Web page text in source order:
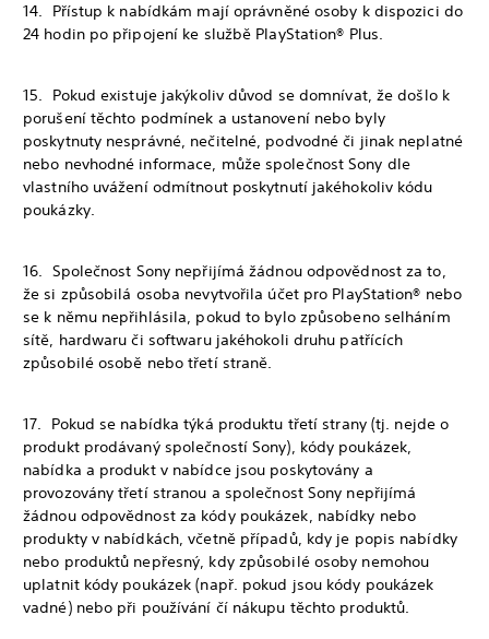
‎14. Přístup k nabídkám mají oprávněné osoby k dispozici do
24 hodin po připojení ke službě PlayStation® Plus.
15. Pokud existuje jakýkoliv důvod se domnívat, že došlo k
porušení těchto podmínek a ustanovení nebo byly
poskytnuty nesprávné, nečitelné, podvodné či jinak neplatné
nebo nevhodné informace, může společnost Sony dle
vlastního uvážení odmítnout poskytnutí jakéhokoliv kódu
poukázky.
16. Společnost Sony nepřijímá žádnou odpovědnost za to,
že si způsobilá osoba nevytvořila účet pro PlayStation® nebo
se k němu nepřihlásila, pokud to bylo způsobeno selháním
sítě, hardwaru či softwaru jakéhokoli druhu patřících
způsobilé osobě nebo třetí straně.
17. Pokud se nabídka týká produktu třetí strany (tj. nejde o
produkt prodávaný společností Sony), kódy poukázek,
nabídka a produkt v nabídce jsou poskytovány a
provozovány třetí stranou a společnost Sony nepřijímá
žádnou odpovědnost za kódy poukázek, nabídky nebo
produkty v nabídkách, včetně případů, kdy je popis nabídky
nebo produktů nepřesný, kdy způsobilé osoby nemohou
uplatnit kódy poukázek (např. pokud jsou kódy poukázek
vadné) nebo při používání čí nákupu těchto produktů.